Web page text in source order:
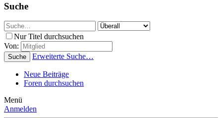
Suche
Nur Titel durchsuchen
Von:
Suche Erweiterte Suche…
Neue Beiträge
Foren durchsuchen
Menü
Anmelden